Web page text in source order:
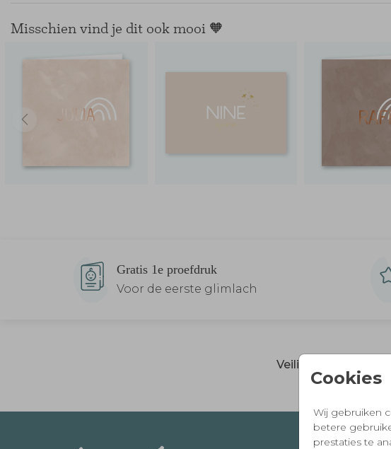
Cookies
Wij gebruiken
betere
prestaties te
Misschien vind je dit ook mooi 🧡
Gratis 1e proefdruk
Voor de eerste glimlach
Veilig en vertrouwd